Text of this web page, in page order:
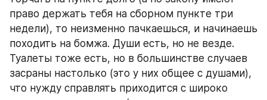
право держать тебя на сборном пункте три
недели), то неизменно пачкаешься, и начинаешь
походить на бомжа. Души есть, но не везде.
Туалеты тоже есть, но в большинстве случаев
засраны настолько (это у них общее с душами),
что нужду справлять приходится с широко